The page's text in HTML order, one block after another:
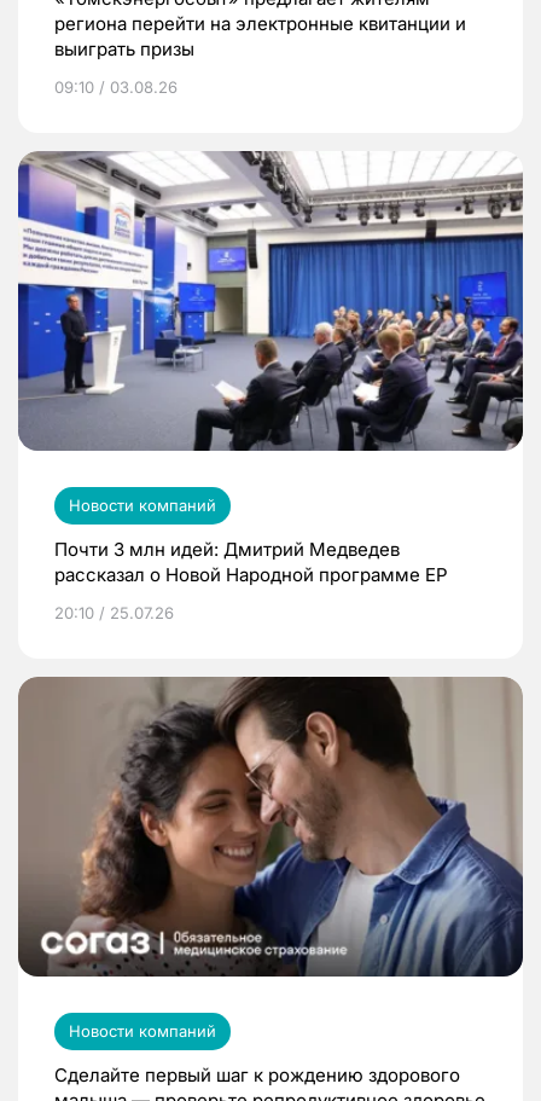
региона перейти на электронные квитанции и
выиграть призы
09:10 / 03.08.26
Новости компаний
Почти 3 млн идей: Дмитрий Медведев
рассказал о Новой Народной программе ЕР
20:10 / 25.07.26
Новости компаний
Сделайте первый шаг к рождению здорового